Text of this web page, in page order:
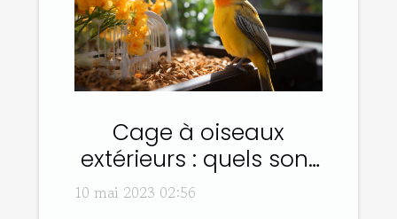
Cage à oiseaux
extérieurs : quels sont
les différents types et
10 mai 2023 02:56